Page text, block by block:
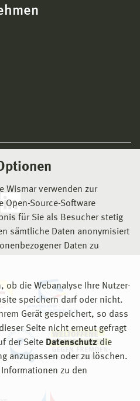
Wismar verwenden zur
Open-Source-Software
für Sie als Besucher stetig
sämtliche Daten anonymisiert
Daten zu
ob die Webanalyse Ihre Nutzer-
speichern darf oder nicht.
Gerät gespeichert, so dass
Seite nicht erneut gefragt
der Seite Datenschutz die
anzupassen oder zu löschen.
zu den